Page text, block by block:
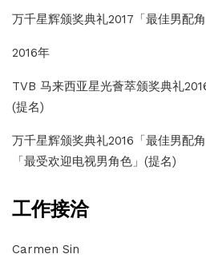
万千星辉颁奖典礼2017「最佳男配
2016年
TVB 马来西亚星光薈萃颁奖典礼
(提名)
万千星辉颁奖典礼2016「最佳男配
「最受欢迎电视男角色」(提名)
工作接洽
Carmen Sin